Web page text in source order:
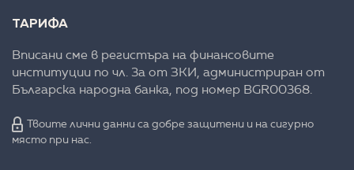
ТАРИФА
Вписани сме в регистъра на финансовите
институции по чл. 3а от ЗКИ, администриран от
Българска народна банка, под номер BGR00368.
Твоите лични данни са добре защитени и на сигурно
място при нас.